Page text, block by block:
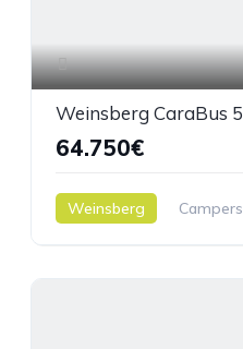
64.750€
Weinsberg Campers